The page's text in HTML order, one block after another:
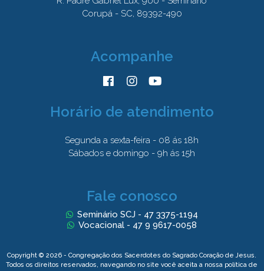
Corupá - SC, 89392-490
Acompanhe
Horário de atendimento
Segunda a sexta-feira - 08 ás 18h
Sábados e domingo - 9h ás 15h
Fale conosco
Seminário SCJ - 47 3375-1194
Vocacional - 47 9 9617-0058
Copyright © 2026 - Congregação dos Sacerdotes do Sagrado Coração de Jesus.
Todos os direitos reservados, navegando no site você aceita a nossa política de